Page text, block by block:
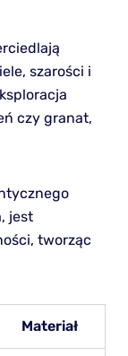
szarości i
czy granat,
jest
tworząc
Materiał